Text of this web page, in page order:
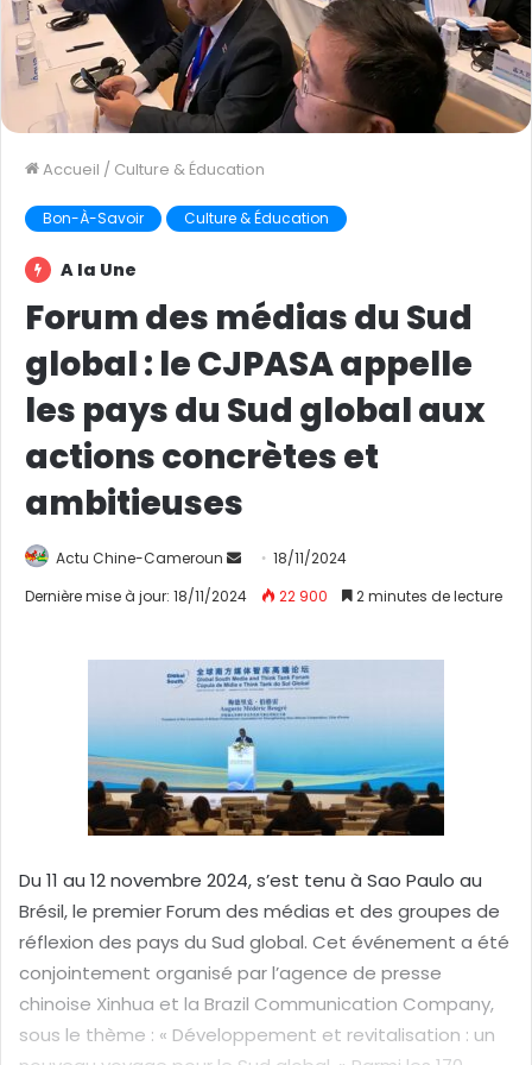
Accueil / Culture & Éducation
Bon-À-Savoir Culture & Éducation
A la Une
Forum des médias du Sud
global : le CJPASA appelle
les pays du Sud global aux
actions concrètes et
ambitieuses
Actu Chine-Cameroun
n
y
e
r
u
n
c
u
e
l
18/11/2024
Dernière mise à jour: 18/11/2024
22 900 2 minutes de lecture
Du 11 au 12 novembre 2024, s’est tenu à Sao Paulo au
Brésil, le premier Forum des médias et des groupes de
réflexion des pays du Sud global. Cet événement a été
conjointement organisé par l’agence de presse
chinoise Xinhua et la Brazil Communication Company,
sous le thème : « Développement et revitalisation : un